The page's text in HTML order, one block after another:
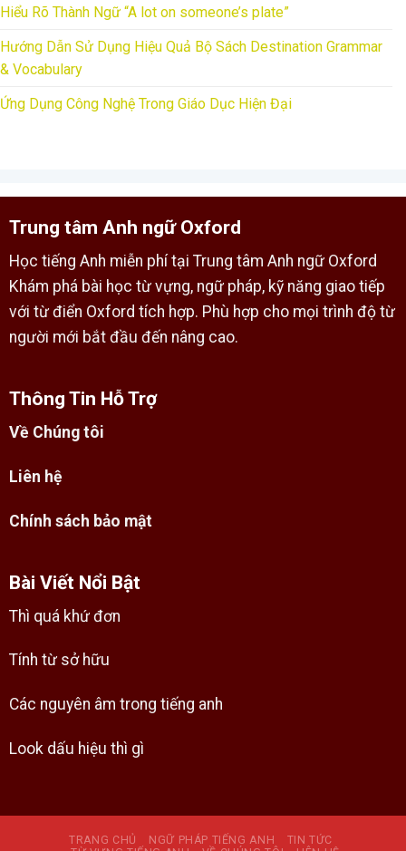
Hiểu Rõ Thành Ngữ “A lot on someone’s plate”
Hướng Dẫn Sử Dụng Hiệu Quả Bộ Sách Destination Grammar
& Vocabulary
Ứng Dụng Công Nghệ Trong Giáo Dục Hiện Đại
Trung tâm Anh ngữ Oxford
Học tiếng Anh miễn phí tại Trung tâm Anh ngữ Oxford
Khám phá bài học từ vựng, ngữ pháp, kỹ năng giao tiếp
với từ điển Oxford tích hợp. Phù hợp cho mọi trình độ từ
người mới bắt đầu đến nâng cao.
Thông Tin Hỗ Trợ
Về Chúng tôi
Liên hệ
Chính sách bảo mật
Bài Viết Nổi Bật
Thì quá khứ đơn
Tính từ sở hữu
Các nguyên âm trong tiếng anh
Look dấu hiệu thì gì
TRANG CHỦ NGỮ PHÁP TIẾNG ANH
TIN TỨC